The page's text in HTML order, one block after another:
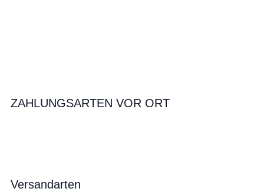
ZAHLUNGSARTEN VOR ORT
Versandarten